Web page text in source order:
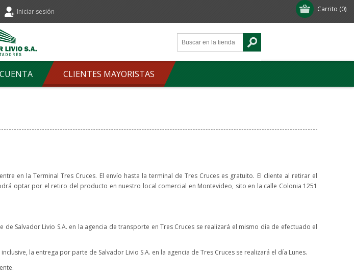
Carrito (0)
Iniciar sesión
CLIENTES MAYORISTAS
en la Terminal Tres Cruces. El envío hasta la terminal de Tres Cruces es gratuito. El cliente al retirar el
optar por el retiro del producto en nuestro local comercial en Montevideo, sito en la calle Colonia 1251
Salvador Livio S.A. en la agencia de transporte en Tres Cruces se realizará el mismo día de efectuado el
la entrega por parte de Salvador Livio S.A. en la agencia de Tres Cruces se realizará el día Lunes.